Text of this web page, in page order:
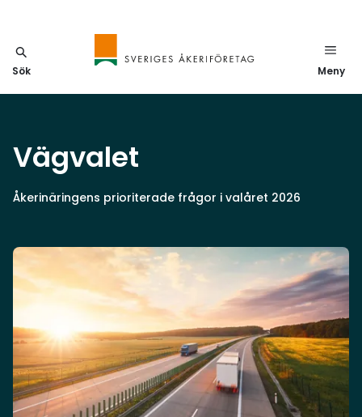
Sök Meny
Vägvalet
Åkerinäringens prioriterade frågor i valåret 2026